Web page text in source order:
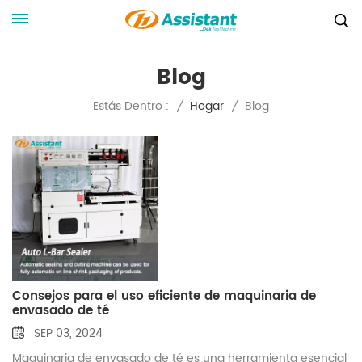
Blog
Estás Dentro : / Hogar / Blog
Consejos para el uso eficiente de maquinaria de
envasado de té
SEP 03, 2024
Maquinaria de envasado de té es una herramienta esencial